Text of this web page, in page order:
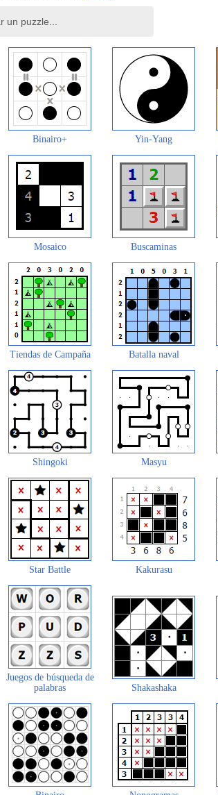
Binairo+ Yin-Yang
Mosaico Buscaminas
Tiendas de Campaña Batalla naval
Shingoki Masyu
Star Battle Kakurasu
Juegos de búsqueda de
palabras
Shakashaka